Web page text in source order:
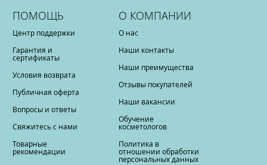
ПОМОЩЬ
Центр поддержки
Гарантия и
сертификаты
Условия возврата
Публичная оферта
Вопросы и ответы
Свяжитесь с нами
Товарные
рекомендации
О КОМПАНИИ
О нас
Наши контакты
Наши преимущества
Отзывы покупателей
Наши вакансии
Обучение
косметологов
Политика в
отношении обработки
персональных данных